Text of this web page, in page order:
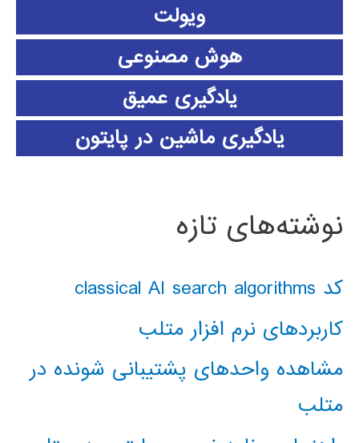
ویولت
هوش مصنوعی
یادگیری عمیق
یادگیری ماشین در پایتون
نوشته‌های تازه
کد classical AI search algorithms
کاربردهای نرم افزار متلب
مشاهده واحدهای پشتیبانی شونده در
متلب